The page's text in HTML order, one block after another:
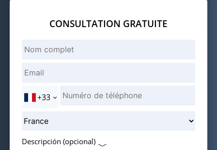
CONSULTATION GRATUITE
+33
Descripción (opcional)